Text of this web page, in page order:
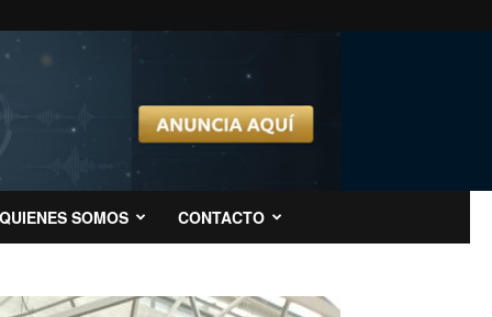
QUIENES SOMOS CONTACTO